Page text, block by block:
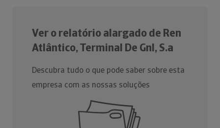
Ver o relatório alargado de Ren
Atlântico, Terminal De Gnl, S.a
Descubra tudo o que pode saber sobre esta
empresa com as nossas soluções